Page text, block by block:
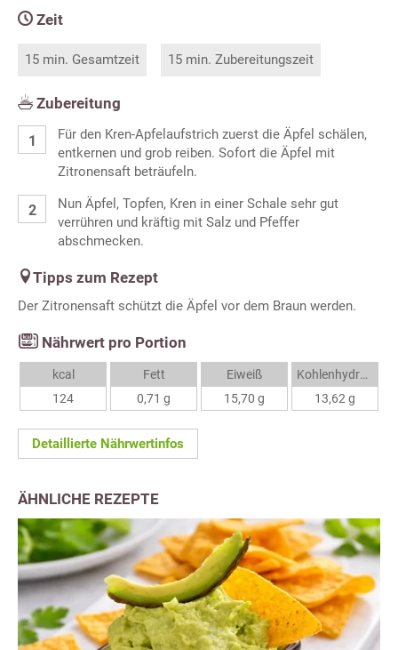
Zeit
15 min. Gesamtzeit 15 min. Zubereitungszeit
Zubereitung
Für den Kren-Apfelaufstrich zuerst die Äpfel schälen,
entkernen und grob reiben. Sofort die Äpfel mit
Zitronensaft beträufeln.
Nun Äpfel, Topfen, Kren in einer Schale sehr gut
verrühren und kräftig mit Salz und Pfeffer
abschmecken.
Tipps zum Rezept
Der Zitronensaft schützt die Äpfel vor dem Braun werden.
Nährwert pro Portion
kcal
124
Fett
0,71 g
Eiweiß
15,70 g
Kohlenhydrate
13,62 g
Detaillierte Nährwertinfos
ÄHNLICHE REZEPTE